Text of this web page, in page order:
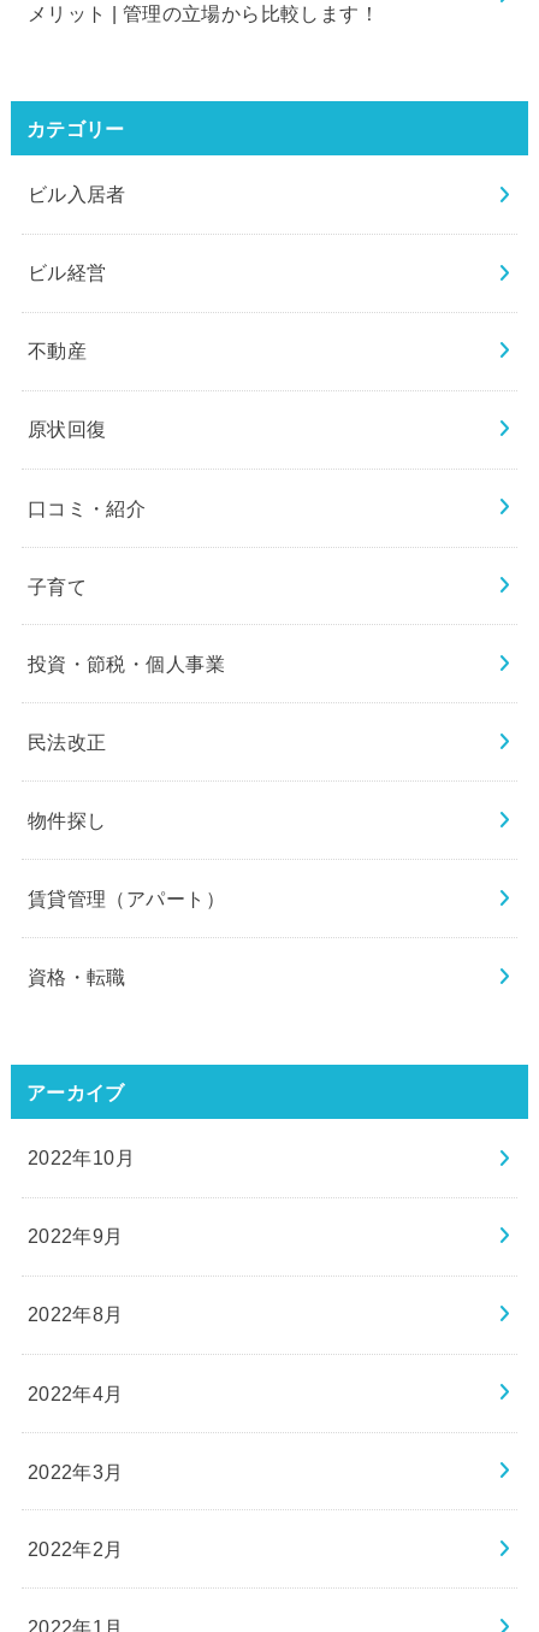
メリット | 管理の立場から比較します！
カテゴリー
ビル入居者
ビル経営
不動産
原状回復
口コミ・紹介
子育て
投資・節税・個人事業
民法改正
物件探し
賃貸管理（アパート）
資格・転職
アーカイブ
2022年10月
2022年9月
2022年8月
2022年4月
2022年3月
2022年2月
2022年1月